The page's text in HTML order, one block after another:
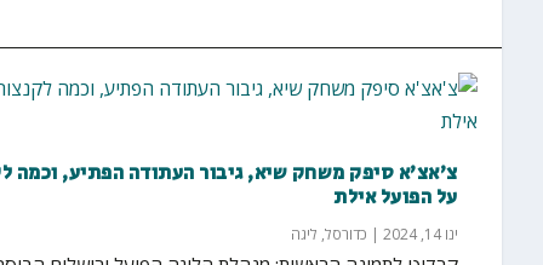
צ'אצ'א סיפק משחק שיא, גיבור העתודה הפתיע, וכמה
על הפועל אילת
ינו 14, 2024 | כדורסל, ליגה